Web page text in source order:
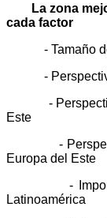
La zona
cada factor
- Tamaño de
-
-
Este
-
Europa del Este
-
Latinoamérica